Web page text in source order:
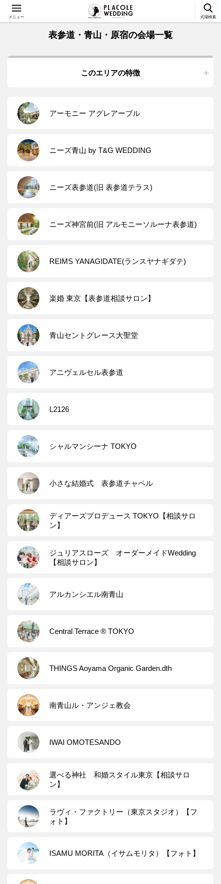
メニュー 式場検索
表参道・青山・原宿の会場一覧
このエリアの特徴
アーモニー アグレアーブル
ニーズ青山 by T&G WEDDING
ニーズ表参道(旧 表参道テラス)
ニーズ神宮前(旧 アルモニーソルーナ表参道)
REIMS YANAGIDATE(ランスヤナギダテ)
楽婚 東京【表参道相談サロン】
青山セントグレース大聖堂
アニヴェルセル表参道
L2126
シャルマンシーナ TOKYO
小さな結婚式 表参道チャペル
ディアーズプロデュース TOKYO【相談サロ
ン】
ジュリアスローズ オーダーメイドWedding
【相談サロン】
アルカンシエル南青山
Central Terrace ® TOKYO
THINGS Aoyama Organic Garden.dth
南青山ル・アンジェ教会
IWAI OMOTESANDO
選べる神社 和婚スタイル東京【相談サロ
ン】
ラヴィ・ファクトリー（東京スタジオ）【フ
ォト】
ISAMU MORITA（イサムモリタ）【フォト】